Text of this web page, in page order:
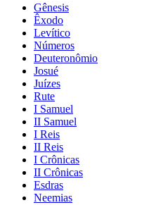
Gênesis
Êxodo
Levítico
Números
Deuteronômio
Josué
Juízes
Rute
I Samuel
II Samuel
I Reis
II Reis
I Crônicas
II Crônicas
Esdras
Neemias